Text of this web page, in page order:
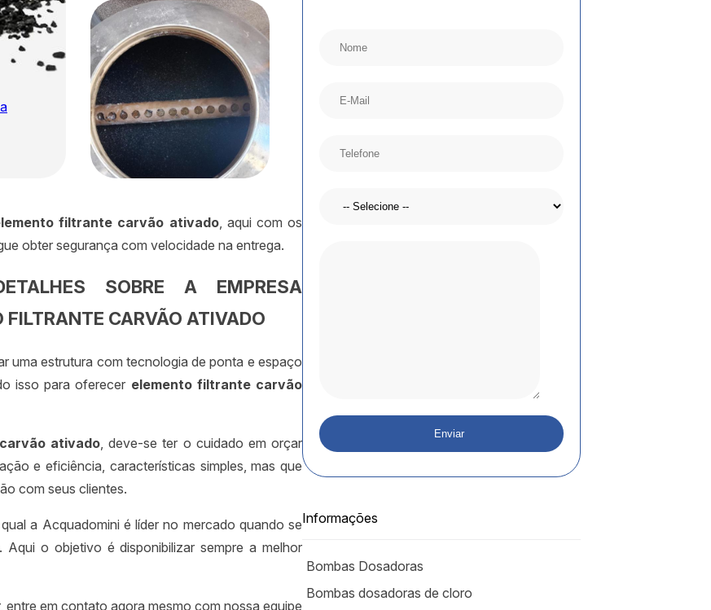
filtrante carvão ativado, aqui com os
obter segurança com velocidade na entrega.
SOBRE A EMPRESA
CARVÃO ATIVADO
uma estrutura com tecnologia de ponta e espaço
isso para oferecer elemento filtrante carvão
ativado , deve-se ter o cuidado em orçar
e eficiência, características simples, mas que
com seus clientes.
a Acquadomini é líder no mercado quando se
o objetivo é disponibilizar sempre a melhor
em contato agora mesmo com nossa equipe
Informações
Bombas Dosadoras
Bombas dosadoras de cloro